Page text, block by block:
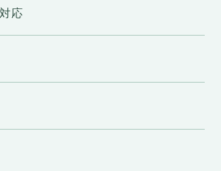
ては、手数料をいただく
によるアクセス解析
応